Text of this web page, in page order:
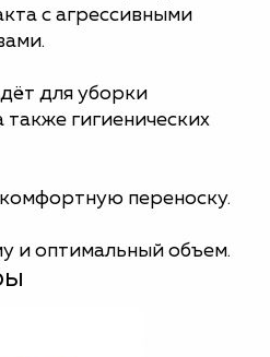
с агрессивными
для уборки
гигиенических
переноску.
и оптимальный объем.